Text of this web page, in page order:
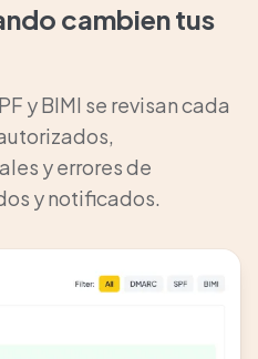
cambien tus
y BIMI se revisan cada
y errores de
y notificados.